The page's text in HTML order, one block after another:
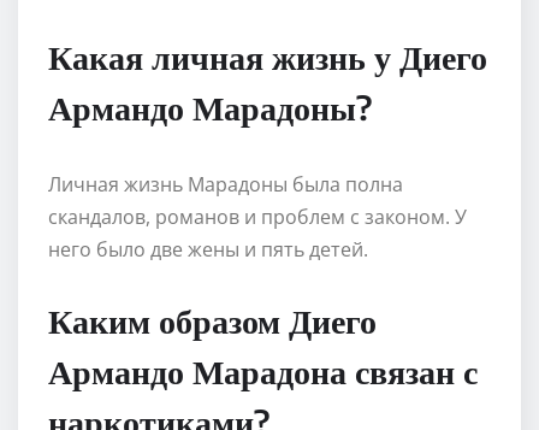
Какая личная жизнь у Диего
Армандо Марадоны?
Личная жизнь Марадоны была полна
скандалов, романов и проблем с законом. У
него было две жены и пять детей.
Каким образом Диего
Армандо Марадона связан с
наркотиками?